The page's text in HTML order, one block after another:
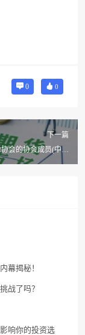
0 0
下一篇
会的协会成员(中国
期货业协会怎么样)
幕揭秘！
战了吗？
响你的投资选